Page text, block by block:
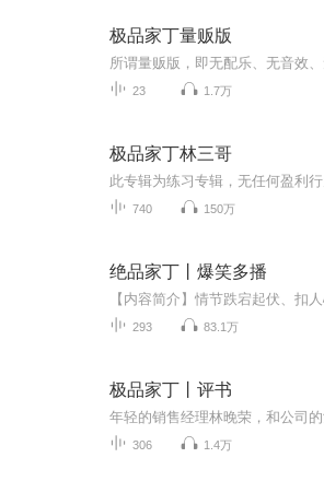
极品家丁量贩版
23 1.7万
极品家丁林三哥
740 150万
绝品家丁丨爆笑多播
293 83.1万
极品家丁丨评书
306 1.4万